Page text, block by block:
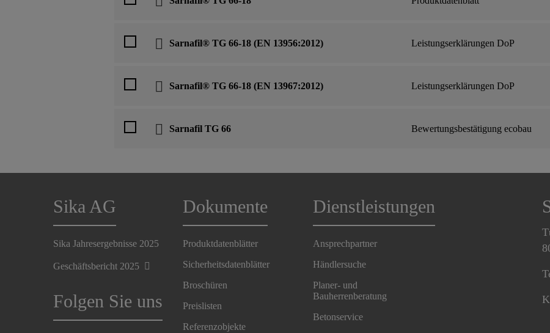
Sarnafil® TG 66-18 (EN 13956:2012) Leistungserklärungen DoP
Sarnafil® TG 66-18 (EN 13967:2012) Leistungserklärungen DoP
Sarnafil TG 66 Bewertungsbestätigung ecobau
Sika AG
Sika Jahresergebnisse 2025
Geschäftsbericht 2025
Folgen Sie uns
Dokumente
Produktdatenblätter
Sicherheitsdatenblätter
Broschüren
Preislisten
Referenzobjekte
Dienstleistungen
Ansprechpartner
Händlersuche
Planer- und
Bauherrenberatung
Betonservice